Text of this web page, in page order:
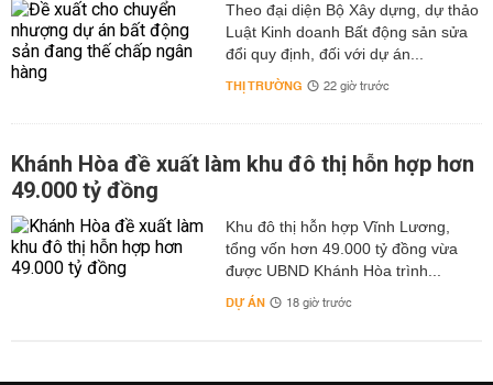
Theo đại diện Bộ Xây dựng, dự thảo
Luật Kinh doanh Bất động sản sửa
đổi quy định, đối với dự án...
THỊ TRƯỜNG 22 giờ trước
Khánh Hòa đề xuất làm khu đô thị hỗn hợp hơn
49.000 tỷ đồng
Khu đô thị hỗn hợp Vĩnh Lương,
tổng vốn hơn 49.000 tỷ đồng vừa
được UBND Khánh Hòa trình...
DỰ ÁN 18 giờ trước